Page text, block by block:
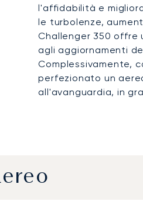
l'affidabilità e
le turbolenze,
Challenger 350 offre
agli aggiornamenti
Complessivamente,
perfezionato un
all'avanguardia, in